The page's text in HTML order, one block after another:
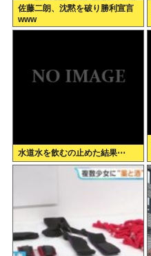
佐藤二朗、沈黙を破り勝利宣言
www
水道水を飲むの止めた結果⋯